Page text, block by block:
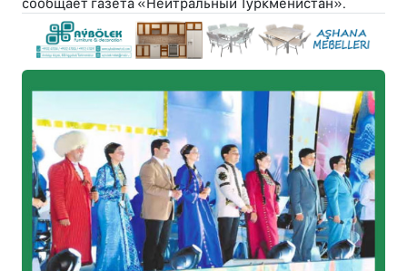
сообщает газета «Нейтральный Туркменистан».